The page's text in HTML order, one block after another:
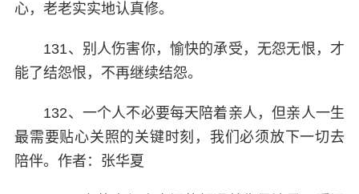
心，老老实实地认真修。
131、别人伤害你，愉快的承受，无怨无恨，才
能了结怨恨，不再继续结怨。
132、一个人不必要每天陪着亲人，但亲人一生
最需要贴心关照的关键时刻，我们必须放下一切去
陪伴。作者：张华夏